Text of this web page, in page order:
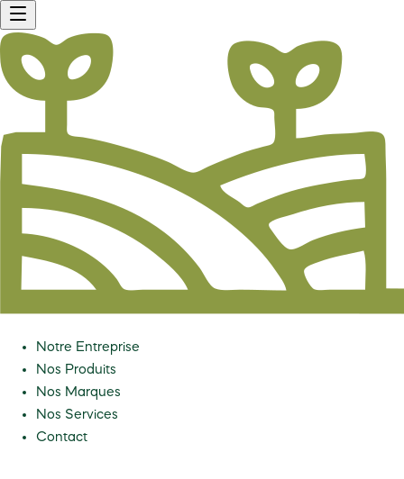
Notre Entreprise
Nos Produits
Nos Marques
Nos Services
Contact